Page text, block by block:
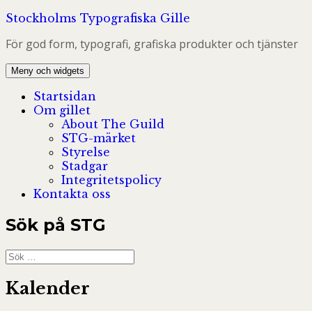
Hoppa
innehåll
Stockholms Typografiska Gille
För god form, typografi, grafiska produkter och tjänster
Meny och widgets
Startsidan
Om gillet
About The Guild
STG-märket
Styrelse
Stadgar
Integritetspolicy
Kontakta oss
Sök på STG
Sök
efter:
Kalender